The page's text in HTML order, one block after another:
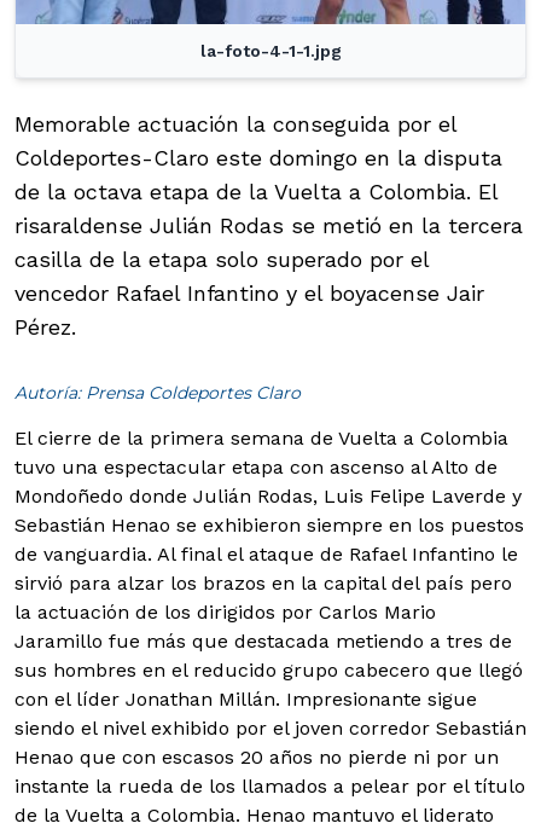
la-foto-4-1-1.jpg
Memorable actuación la conseguida por el
Coldeportes-Claro este domingo en la disputa
de la octava etapa de la Vuelta a Colombia. El
risaraldense Julián Rodas se metió en la tercera
casilla de la etapa solo superado por el
vencedor Rafael Infantino y el boyacense Jair
Pérez.
Autoría: Prensa Coldeportes Claro
El cierre de la primera semana de Vuelta a Colombia
tuvo una espectacular etapa con ascenso al Alto de
Mondoñedo donde Julián Rodas, Luis Felipe Laverde y
Sebastián Henao se exhibieron siempre en los puestos
de vanguardia. Al final el ataque de Rafael Infantino le
sirvió para alzar los brazos en la capital del país pero
la actuación de los dirigidos por Carlos Mario
Jaramillo fue más que destacada metiendo a tres de
sus hombres en el reducido grupo cabecero que llegó
con el líder Jonathan Millán. Impresionante sigue
siendo el nivel exhibido por el joven corredor Sebastián
Henao que con escasos 20 años no pierde ni por un
instante la rueda de los llamados a pelear por el título
de la Vuelta a Colombia. Henao mantuvo el liderato